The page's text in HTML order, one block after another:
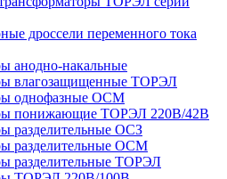
дроссели переменного тока
анодно-накальные
влагозащищенные ТОРЭЛ
однофазные ОСМ
понижающие ТОРЭЛ 220В/42В
разделительные ОСЗ
разделительные ОСМ
разделительные ТОРЭЛ